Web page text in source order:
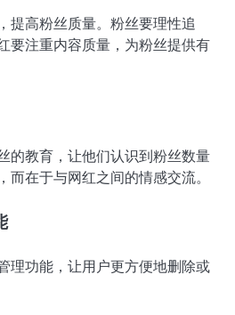
提高粉丝质量。粉丝要理性追
要注重内容质量，为粉丝提供有
的教育，让他们认识到粉丝数量
在于与网红之间的情感交流。
理功能，让用户更方便地删除或